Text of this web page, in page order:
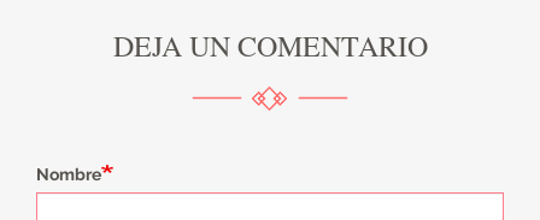
DEJA UN COMENTARIO
Nombre